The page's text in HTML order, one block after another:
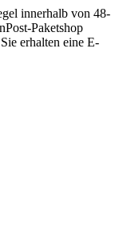
innerhalb von 48-
Paketshop
erhalten eine E-